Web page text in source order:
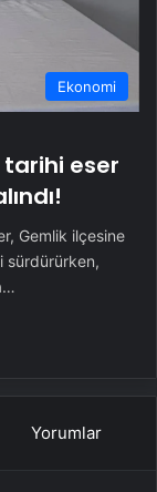
Ekonomi
eser
Gemlik ilçesine
sürdürürken,
Yorumlar